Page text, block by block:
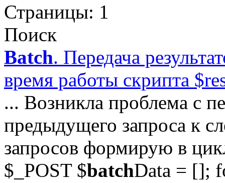
Страницы: 1
Поиск
Batch. Передача
время работы скрипта
... Возникла проблема с
предыдущего запроса к
запросов формирую в
$_POST $batchData = [];